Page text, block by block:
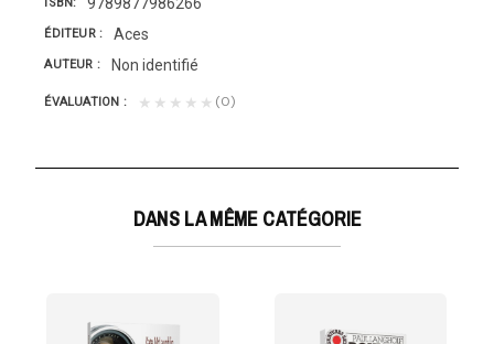
ISBN
ÉDITEUR Aces
AUTEUR Non identifié
ÉVALUATION ★★★★★ (0)
DANS LA MÊME CATÉGORIE